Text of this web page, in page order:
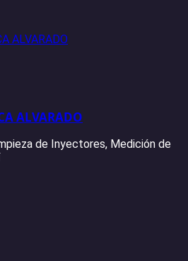
ALVARADO
de Inyectores, Medición de